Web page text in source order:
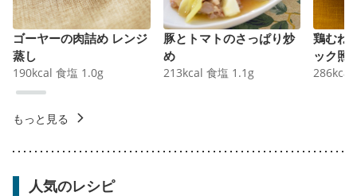
ゴーヤーの肉詰め レンジ
蒸し
190kcal 食塩 1.0g
豚とトマトのさっぱり炒
め
213kcal 食塩 1.1 g
鶏むね
ック照
286kcal
もっと見る
人気のレシピ